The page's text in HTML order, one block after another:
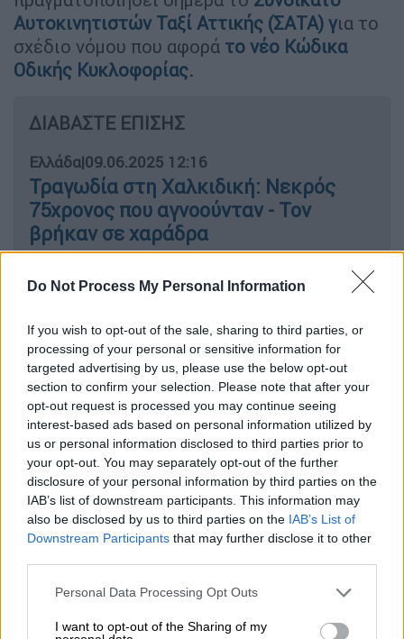
Do Not Process My Personal Information
If you wish to opt-out of the sale, sharing to third parties, or
processing of your personal or sensitive information for
targeted advertising by us, please use the below opt-out
section to confirm your selection. Please note that after your
opt-out request is processed you may continue seeing
interest-based ads based on personal information utilized by
us or personal information disclosed to third parties prior to
your opt-out. You may separately opt-out of the further
disclosure of your personal information by third parties on the
IAB’s list of downstream participants. This information may
also be disclosed by us to third parties on the IAB’s List of
Downstream Participants that may further disclose it to other
Please note that this website/app uses one or more Google
not limited to your visit or usage behaviour. You may click to
Personal Data Processing Opt Outs
I want to opt-out of the Sharing of my
Αυτοκινητιστών Ταξί Αττικής (ΣΑΤΑ) για το
σχέδιο νόμου που αφορά το νέο Κώδικα
Οδικής Κυκλοφορίας.
ΔΙΑΒΑΣΤΕ ΕΠΙΣΗΣ
Ελλάδα|09.06.2025 12:16
Τραγωδία στη Χαλκιδική: Νεκρός
75χρονος που αγνοούνταν - Τον
βρήκαν σε χαράδρα
Η ανακοίνωση
«Στάση εργασίας, Τρίτη 10.06.2025 (15.00 -
00.00)
Συγκέντρωση στις 17.00 στην συμβολή
Σπύρου Πάτση και Λεωφόρου Αθηνών μα τα
οχήματά μας.
Συνάδελφοι, ο νέος κώδικας οδικής
κυκλοφορίας ψηφίζεται αυτή την εβδομάδα
Μεταφορών εμπαίζει για άλλη μια φορά τον
κλάδο μας με την διάταξη των 30